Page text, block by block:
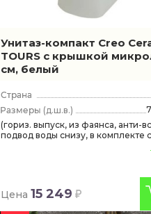
Унитаз-компакт Creo
TOURS с крышкой
см, белый
(д.ш.в.)
(гориз. выпуск, из фаянса, анти-
подвод воды снизу, в комплекте
Цена 15 249